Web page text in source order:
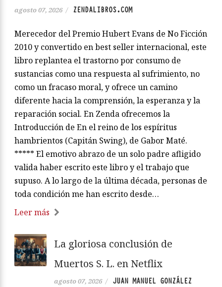
agosto 07, 2026 / ZENDALIBROS.COM
Merecedor del Premio Hubert Evans de No Ficción
2010 y convertido en best seller internacional, este
libro replantea el trastorno por consumo de
sustancias como una respuesta al sufrimiento, no
como un fracaso moral, y ofrece un camino
diferente hacia la comprensión, la esperanza y la
reparación social. En Zenda ofrecemos la
Introducción de En el reino de los espíritus
hambrientos (Capitán Swing), de Gabor Maté.
***** El emotivo abrazo de un solo padre afligido
valida haber escrito este libro y el trabajo que
supuso. A lo largo de la última década, personas de
toda condición me han escrito desde…
Leer más
La gloriosa conclusión de
Muertos S. L. en Netflix
agosto 07, 2026 / JUAN MANUEL GONZÁLEZ